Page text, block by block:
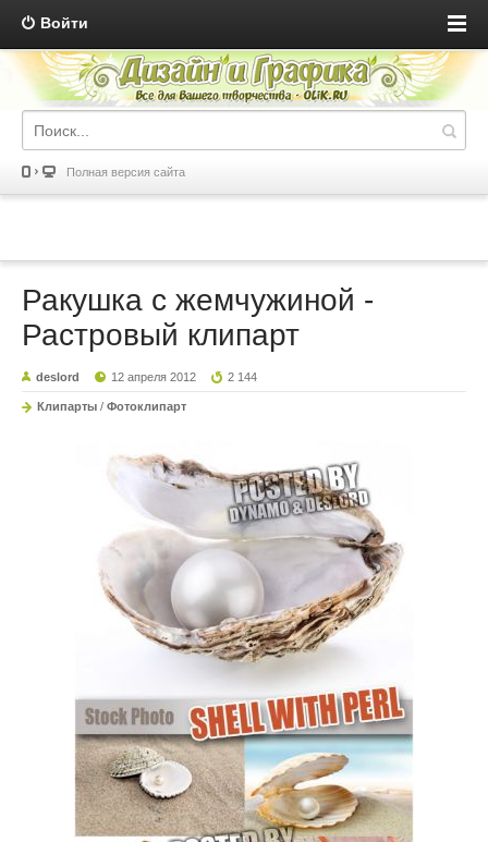
Войти
Полная версия сайта
Ракушка с жемчужиной -
Растровый клипарт
deslord 12 апреля 2012 2 144
Клипарты / Фотоклипарт